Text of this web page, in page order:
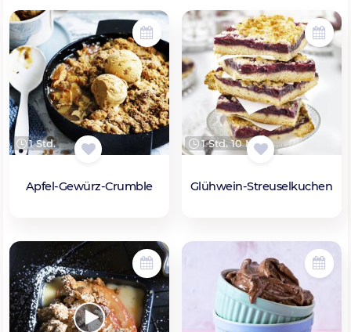
1 Std.
Apfel-Gewürz-Crumble
1 Std. 10 Min.
Glühwein-Streuselkuchen